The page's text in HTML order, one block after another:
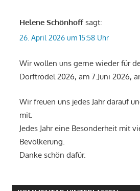
Helene Schönhoff sagt:
26. April 2026 um 15:58 Uhr
Wir wollen uns gerne wieder für
Dorftrödel 2026, am 7.Juni 2026,
Wir freuen uns jedes Jahr darauf
mit.
Jedes Jahr eine Besonderheit mit
Bevölkerung.
Danke schön dafür.